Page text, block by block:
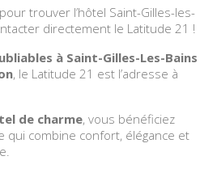
trouver l’hôtel Saint-Gilles-les-
directement le Latitude 21 !
à Saint-Gilles-Les-Bains
, le Latitude 21 est l’adresse à
de charme, vous bénéficiez
qui combine confort, élégance et